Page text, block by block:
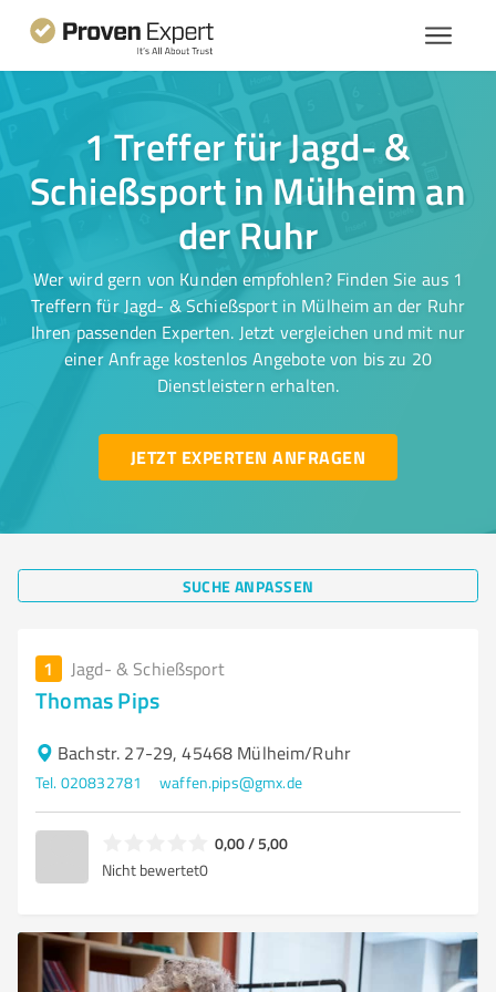
1 Treffer für Jagd- &
Schießsport in Mülheim an
der Ruhr
Wer wird gern von Kunden empfohlen? Finden Sie aus 1
Treffern für Jagd- & Schießsport in Mülheim an der Ruhr
Ihren passenden Experten. Jetzt vergleichen und mit nur
einer Anfrage kostenlos Angebote von bis zu 20
Dienstleistern erhalten.
JETZT EXPERTEN ANFRAGEN
SUCHE ANPASSEN
1 Jagd- & Schießsport
Thomas Pips
Bachstr. 27-29, 45468 Mülheim/Ruhr
Tel. 020832781 waffen.pips@gmx.de
0,00 / 5,00
Nicht bewertet0